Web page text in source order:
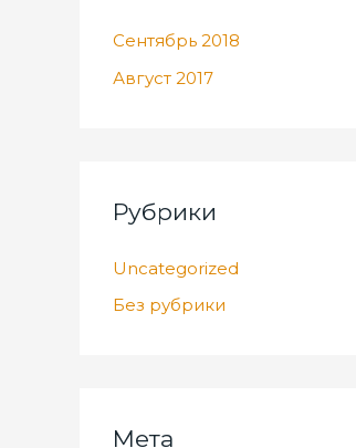
Сентябрь 2018
Август 2017
Рубрики
Uncategorized
Без рубрики
Мета